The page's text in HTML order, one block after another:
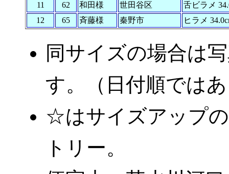
11
62 和田様 世田谷区
舌ビラメ
12
65 斉藤様 秦野市 ヒラメ
同サイズの場合は
す。（日付順では
☆はサイズアップ
トリー。